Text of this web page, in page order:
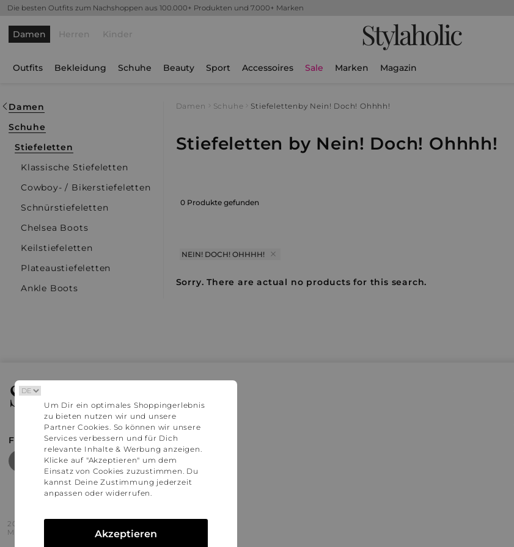
Die besten Outfits zum Nachshoppen aus 100.000+ Produkten und 7.000+ Marken
Damen Herren Kinder Stylaholic
Outfits Bekleidung Schuhe Beauty Sport Accessoires Sale Marken Magazin
Damen
Schuhe
Stiefeletten
Klassische Stiefeletten
Cowboy- / Bikerstiefeletten
Schnürstiefeletten
Chelsea Boots
Keilstiefeletten
Plateaustiefeletten
Ankle Boots
Damen Schuhe Stiefeletten by Nein! Doch! Ohhhh!
Stiefeletten by Nein! Doch! Ohhhh!
0 Produkte gefunden
NEIN! DOCH! OHHHH!
Sorry. There are actual no products for this search.
Stylaholic
FIND MORE INSPIRATION
2016 - 2026 © Stylaholic.
Made for you with love in munich.
Um Dir ein optimales Shoppingerlebnis
zu bieten nutzen wir und unsere
Partner Cookies. So können wir unsere
Services verbessern und für Dich
relevante Inhalte & Werbung anzeigen.
Klicke auf "Akzeptieren" um dem
Einsatz von Cookies zuzustimmen. Du
kannst Deine Zustimmung jederzeit
anpassen oder widerrufen.
Akzeptieren